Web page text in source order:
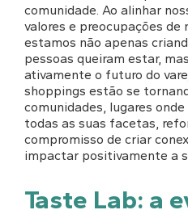
comunidade. Ao alinhar
valores e preocupações de
estamos não apenas
pessoas queiram estar,
ativamente o futuro do
shoppings estão se
comunidades, lugares
todas as suas facetas,
compromisso de criar
impactar positivamente a
Taste Lab: a